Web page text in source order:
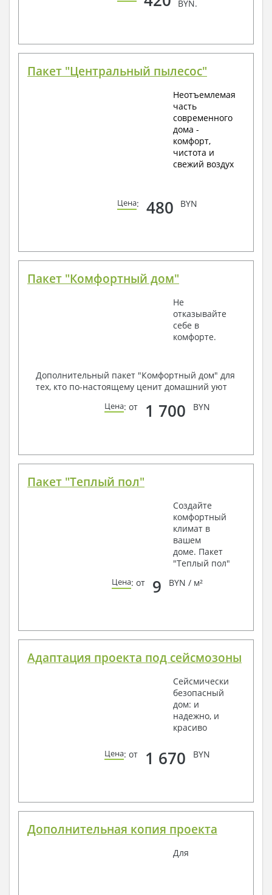
BYN.
Пакет "Центральный пылесос"
Неотъемлемая
часть
современного
дома -
комфорт,
чистота и
свежий воздух
Цена: 480 BYN
Пакет "Комфортный дом"
Не
отказывайте
себе в
комфорте.
Дополнительный пакет "Комфортный дом" для
тех, кто по-настоящему ценит домашний уют
Цена: от 1 700 BYN
Пакет "Теплый пол"
Создайте
комфортный
климат в
вашем
доме. Пакет
"Теплый пол"
Цена: от 9 BYN / м²
Адаптация проекта под сейсмозоны
Сейсмически
безопасный
дом: и
надежно, и
красиво
Цена: от 1 670 BYN
Дополнительная копия проекта
Для